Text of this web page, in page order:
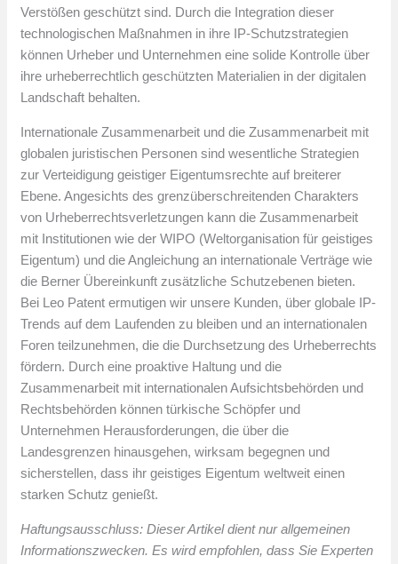
Verstößen geschützt sind. Durch die Integration dieser
technologischen Maßnahmen in ihre IP-Schutzstrategien
können Urheber und Unternehmen eine solide Kontrolle über
ihre urheberrechtlich geschützten Materialien in der digitalen
Landschaft behalten.
Internationale Zusammenarbeit und die Zusammenarbeit mit
globalen juristischen Personen sind wesentliche Strategien
zur Verteidigung geistiger Eigentumsrechte auf breiterer
Ebene. Angesichts des grenzüberschreitenden Charakters
von Urheberrechtsverletzungen kann die Zusammenarbeit
mit Institutionen wie der WIPO (Weltorganisation für geistiges
Eigentum) und die Angleichung an internationale Verträge wie
die Berner Übereinkunft zusätzliche Schutzebenen bieten.
Bei Leo Patent ermutigen wir unsere Kunden, über globale IP-
Trends auf dem Laufenden zu bleiben und an internationalen
Foren teilzunehmen, die die Durchsetzung des Urheberrechts
fördern. Durch eine proaktive Haltung und die
Zusammenarbeit mit internationalen Aufsichtsbehörden und
Rechtsbehörden können türkische Schöpfer und
Unternehmen Herausforderungen, die über die
Landesgrenzen hinausgehen, wirksam begegnen und
sicherstellen, dass ihr geistiges Eigentum weltweit einen
starken Schutz genießt.
Haftungsausschluss: Dieser Artikel dient nur allgemeinen
Informationszwecken. Es wird empfohlen, dass Sie Experten